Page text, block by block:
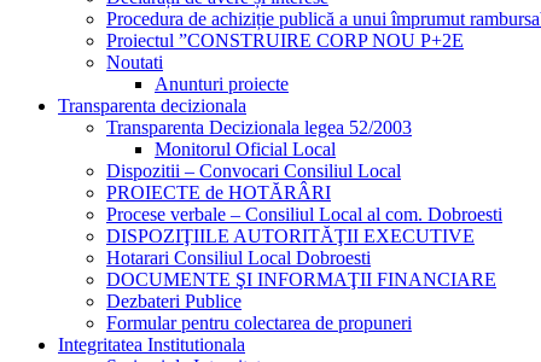
Procedura de achiziție publică a unui împrumut
Proiectul ”CONSTRUIRE CORP NOU P+2E
Noutati
Anunturi proiecte
Transparenta decizionala
Transparenta Decizionala legea 52/2003
Monitorul Oficial Local
Dispozitii – Convocari Consiliul Local
PROIECTE de HOTĂRÂRI
Procese verbale – Consiliul Local al com. Dobroesti
DISPOZIŢIILE AUTORITĂŢII EXECUTIVE
Hotarari Consiliul Local Dobroesti
DOCUMENTE ŞI INFORMAŢII FINANCIARE
Dezbateri Publice
Formular pentru colectarea de propuneri
Integritatea Institutionala